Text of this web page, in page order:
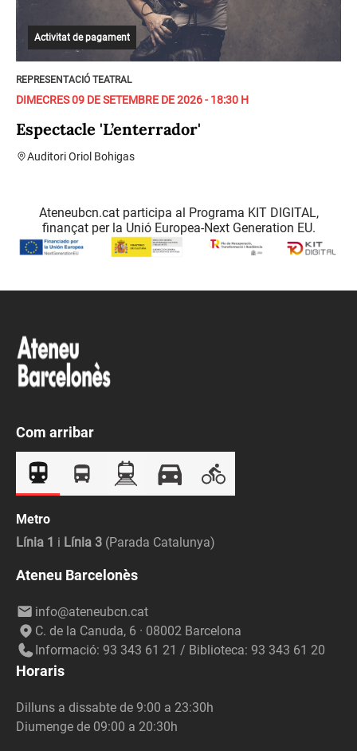
Activitat de pagament
REPRESENTACIÓ TEATRAL
DIMECRES 09 DE SETEMBRE DE 2026 - 18:30 H
Espectacle 'L’enterrador'
Auditori Oriol Bohigas
Ateneubcn.cat participa al Programa KIT DIGITAL,
finançat per la Unió Europea-Next Generation EU.
Com arribar
Metro
Línia 1 i Línia 3 (Parada Catalunya)
Ateneu Barcelonès
info@ateneubcn.cat
C. de la Canuda, 6 · 08002 Barcelona
Informació: 93 343 61 21 / Biblioteca: 93 343 61 20
Horaris
Dilluns a dissabte de 9:00 a 23:30h
Diumenge de 09:00 a 20:30h